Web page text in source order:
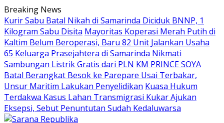
Skip
to
content
Breaking News
Kurir Sabu Batal Nikah di Samarinda Diciduk BNNP, 1
Kilogram Sabu Disita Mayoritas Koperasi Merah Putih di
Kaltim Belum Beroperasi, Baru 82 Unit Jalankan Usaha
65 Keluarga Prasejahtera di Samarinda Nikmati
Sambungan Listrik Gratis dari PLN KM PRINCE SOYA
Batal Berangkat Besok ke Parepare Usai Terbakar,
Unsur Maritim Lakukan Penyelidikan Kuasa Hukum
Terdakwa Kasus Lahan Transmigrasi Kukar Ajukan
Eksepsi, Sebut Penuntutan Sudah Kedaluwarsa